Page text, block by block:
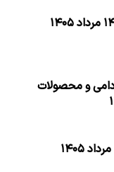
و محصولات